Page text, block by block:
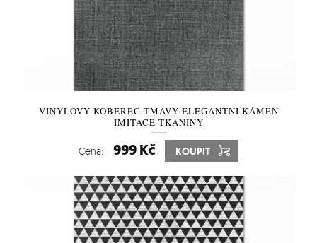
VINYLOVÝ KOBEREC TMAVÝ ELEGANTNÍ KÁMEN
IMITACE TKANINY
Cena: 999 Kč KOUPIT